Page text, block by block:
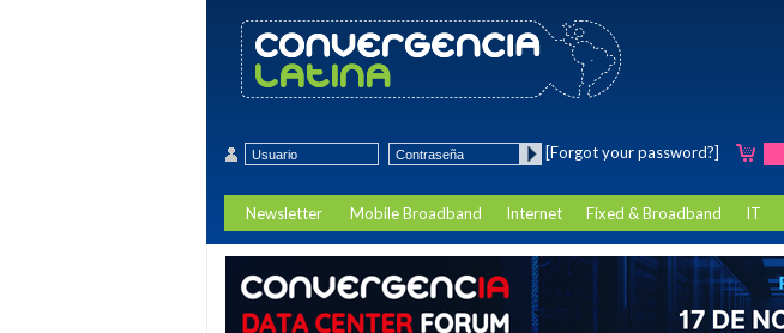
[Forgot your password?]
Newsletter Mobile Broadband Internet Fixed & Broadband IT